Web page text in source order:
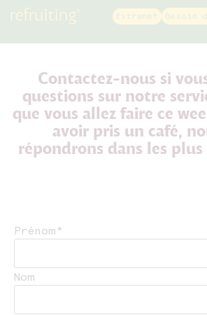
Extranet Besoin
Contactez-nous si
questions sur notre
que vous allez faire ce
avoir pris un café,
répondrons dans les plus
Prénom *
Nom